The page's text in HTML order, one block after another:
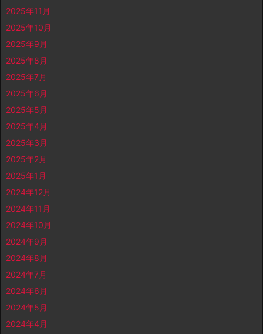
2025年11月
2025年10月
2025年9月
2025年8月
2025年7月
2025年6月
2025年5月
2025年4月
2025年3月
2025年2月
2025年1月
2024年12月
2024年11月
2024年10月
2024年9月
2024年8月
2024年7月
2024年6月
2024年5月
2024年4月